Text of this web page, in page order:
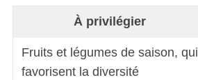
À privilégier
Fruits et légumes de saison, qui
favorisent la diversité